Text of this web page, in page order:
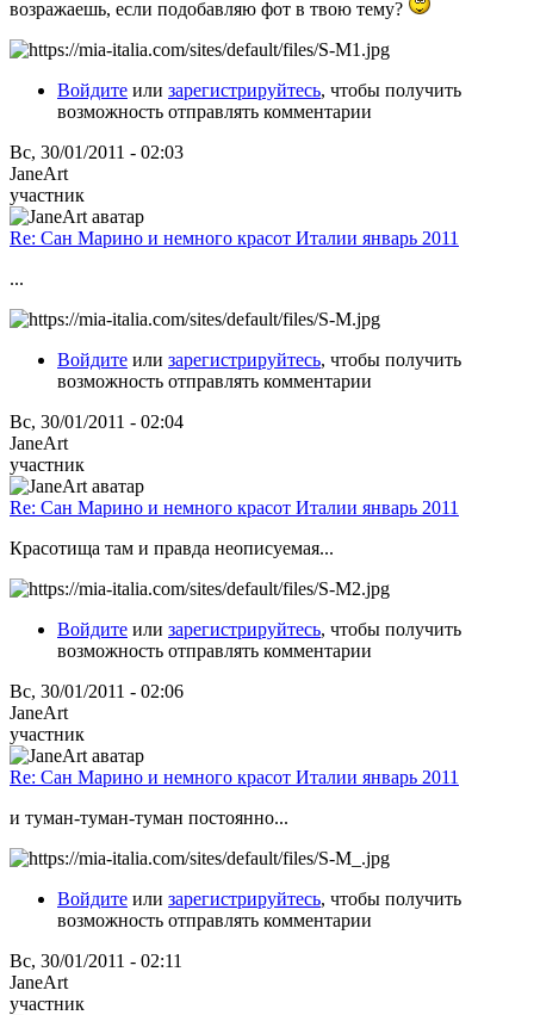
возражаешь, если подобавляю фот в твою тему?
Войдите или зарегистрируйтесь, чтобы получить
возможность отправлять комментарии
Вс, 30/01/2011 - 02:03
JaneArt
участник
Re: Сан Марино и немного красот Италии январь 2011
...
Войдите или зарегистрируйтесь, чтобы получить
возможность отправлять комментарии
Вс, 30/01/2011 - 02:04
JaneArt
участник
Re: Сан Марино и немного красот Италии январь 2011
Красотища там и правда неописуемая...
Войдите или зарегистрируйтесь, чтобы получить
возможность отправлять комментарии
Вс, 30/01/2011 - 02:06
JaneArt
участник
Re: Сан Марино и немного красот Италии январь 2011
и туман-туман-туман постоянно...
Войдите или зарегистрируйтесь, чтобы получить
возможность отправлять комментарии
Вс, 30/01/2011 - 02:11
JaneArt
участник